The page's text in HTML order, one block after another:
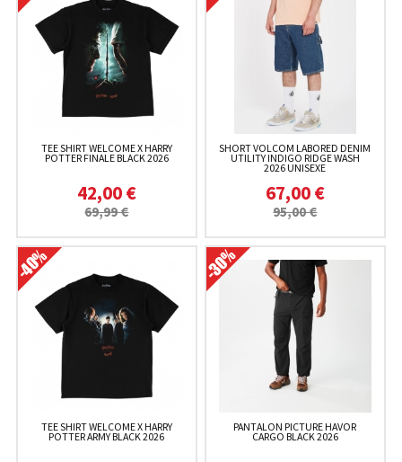
TEE SHIRT WELCOME X HARRY
POTTER FINALE BLACK 2026
42,00 €
69,99 €
SHORT VOLCOM LABORED DENIM
UTILITY INDIGO RIDGE WASH
2026 UNISEXE
67,00 €
95,00 €
TEE SHIRT WELCOME X HARRY
POTTER ARMY BLACK 2026
PANTALON PICTURE HAVOR
CARGO BLACK 2026